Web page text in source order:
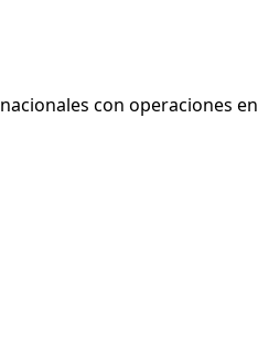
con operaciones en